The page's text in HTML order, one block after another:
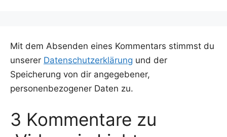
Mit dem Absenden eines Kommentars stimmst du
unserer Datenschutzerklärung und der
Speicherung von dir angegebener,
personenbezogener Daten zu.
3 Kommentare zu